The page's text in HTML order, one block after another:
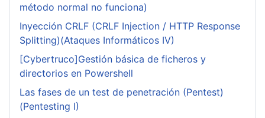
método normal no funciona)
Inyección CRLF (CRLF Injection / HTTP Response
Splitting)(Ataques Informáticos IV)
[Cybertruco]Gestión básica de ficheros y
directorios en Powershell
Las fases de un test de penetración (Pentest)
(Pentesting I)